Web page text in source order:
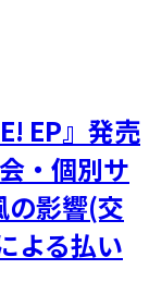
EP』発売
・個別サ
の影響(交
よる払い